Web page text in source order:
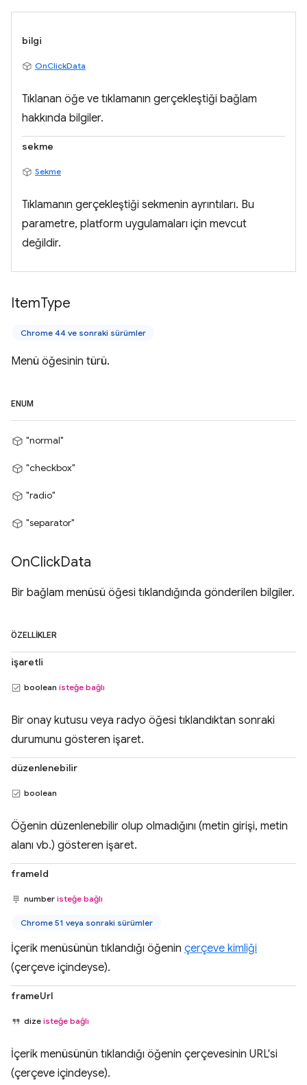
bilgi
OnClickData
Tıklanan öğe ve tıklamanın gerçekleştiği bağlam
hakkında bilgiler.
sekme
Sekme
Tıklamanın gerçekleştiği sekmenin ayrıntıları. Bu
parametre, platform uygulamaları için mevcut
değildir.
ItemType
Chrome 44 ve sonraki sürümler
Menü öğesinin türü.
ENUM
"normal"
"checkbox"
"radio"
"separator"
OnClickData
Bir bağlam menüsü öğesi tıklandığında gönderilen bilgiler.
ÖZELLIKLER
işaretli
boolean isteğe bağlı
Bir onay kutusu veya radyo öğesi tıklandıktan sonraki
durumunu gösteren işaret.
düzenlenebilir
boolean
Öğenin düzenlenebilir olup olmadığını (metin girişi, metin
alanı vb.) gösteren işaret.
frameId
number isteğe bağlı
Chrome 51 veya sonraki sürümler
İçerik menüsünün tıklandığı öğenin çerçeve kimliği
(çerçeve içindeyse).
frameUrl
dize isteğe bağlı
İçerik menüsünün tıklandığı öğenin çerçevesinin URL'si
(çerçeve içindeyse).